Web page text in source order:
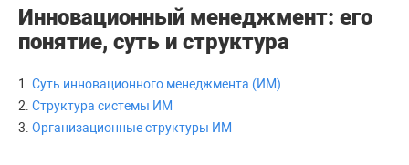
Инновационный менеджмент: его
понятие, суть и структура
1. Суть инновационного менеджмента (ИМ)
2. Структура системы ИМ
3. Организационные структуры ИМ